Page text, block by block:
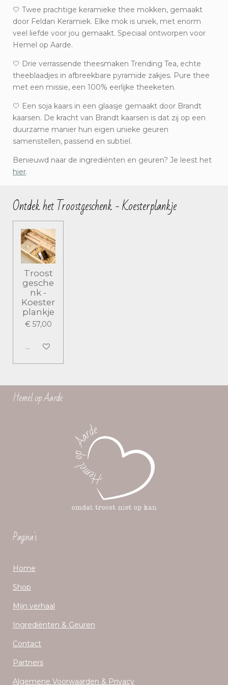
🤍 Twee prachtige keramieke thee mokken, gemaakt
door Feldan Keramiek. Elke mok is uniek, met enorm
veel liefde voor jou gemaakt. Speciaal ontworpen voor
Hemel op Aarde.
🤍 Drie verrassende theesmaken Trending Tea, echte
theeblaadjes in afbreekbare pyramide zakjes. Pure thee
met een missie, een 100% eerlijke theeketen.
🤍 Een soja kaars in een glaasje gemaakt door Brandt
kaarsen. De kracht van Brandt kaarsen is dat zij op een
duurzame manier hun eigen unieke geuren
samenstellen, passend en subtiel.
Benieuwd naar de ingrediënten en geuren? Je leest het
hier.
Ontdek het Troostgeschenk - Koesterplankje
Troost
gesche
nk -
Koester
plankje
€ 57,00
Bekijk details
Hemel op Aarde
Pagina's
Home
Shop
Mijn verhaal
Ingrediënten & Geuren
Contact
Partners
Algemene Voorwaarden & Privacy